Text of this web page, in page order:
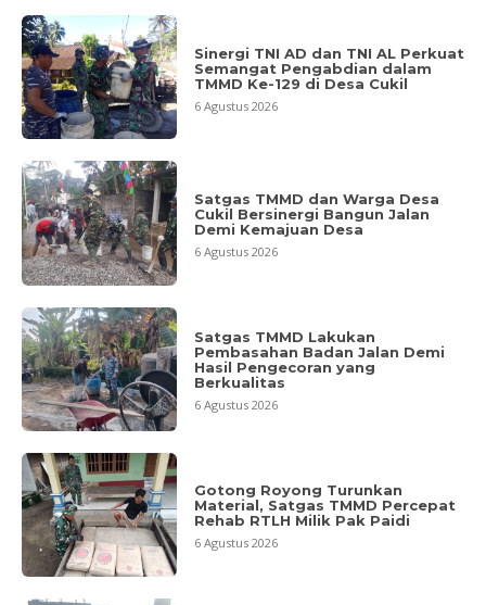
Sinergi TNI AD dan TNI AL Perkuat
Semangat Pengabdian dalam
TMMD Ke-129 di Desa Cukil
6 Agustus 2026
Satgas TMMD dan Warga Desa
Cukil Bersinergi Bangun Jalan
Demi Kemajuan Desa
6 Agustus 2026
Satgas TMMD Lakukan
Pembasahan Badan Jalan Demi
Hasil Pengecoran yang
Berkualitas
6 Agustus 2026
Gotong Royong Turunkan
Material, Satgas TMMD Percepat
Rehab RTLH Milik Pak Paidi
6 Agustus 2026